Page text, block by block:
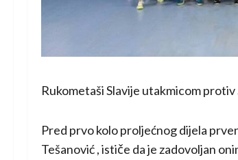
Rukometaši Slavije utakmicom
Pred prvo kolo proljećnog dijela
Tešanović , ističe da je zadovoljan